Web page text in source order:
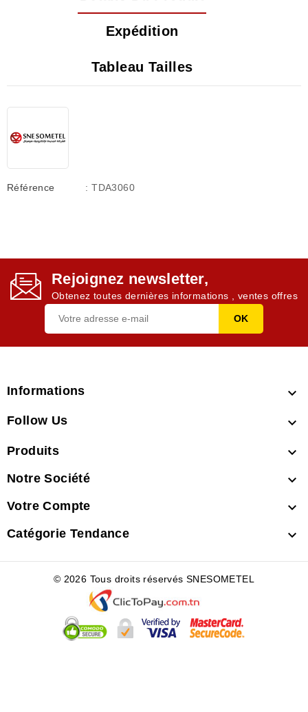
Expédition
Tableau Tailles
Référence : TDA3060
Rejoignez newsletter,
Obtenez toutes dernières informations , ventes offres
Informations 
Follow Us 
Produits 
Notre Société 
Votre Compte 
Catégorie Tendance 
© 2026 Tous droits réservés SNESOMETEL